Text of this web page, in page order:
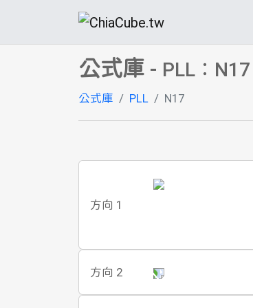
公式庫 - PLL：
公式庫 PLL N17
方向 1
方向 2